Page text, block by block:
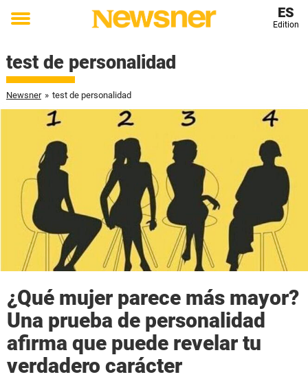
Toggle
ES
Edition
test de personalidad
Newsner » test de personalidad
¿Qué mujer parece más mayor?
Una prueba de personalidad
afirma que puede revelar tu
verdadero carácter